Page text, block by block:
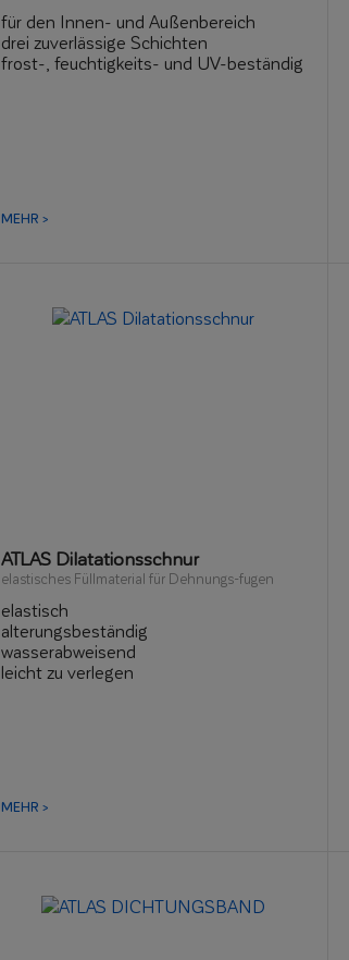
für den Innen- und Außenbereich
drei zuverlässige Schichten
frost-, feuchtigkeits- und UV-beständig
MEHR >
ATLAS Dilatationsschnur
elastisches Füllmaterial für Dehnungs-fugen
elastisch
alterungsbeständig
wasserabweisend
leicht zu verlegen
MEHR >